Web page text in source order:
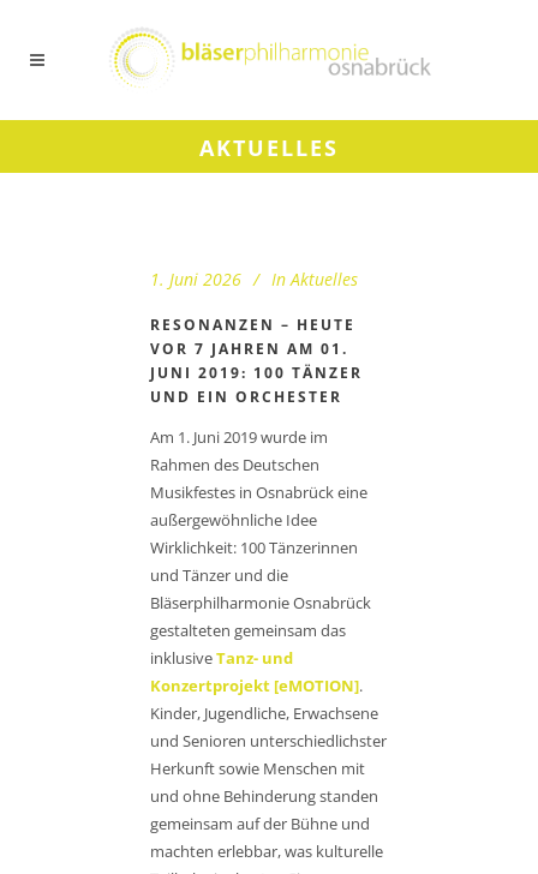
AKTUELLES
1. Juni 2026 In Aktuelles
RESONANZEN – HEUTE
VOR 7 JAHREN AM 01.
JUNI 2019: 100 TÄNZER
UND EIN ORCHESTER
Am 1. Juni 2019 wurde im
Rahmen des Deutschen
Musikfestes in Osnabrück eine
außergewöhnliche Idee
Wirklichkeit: 100 Tänzerinnen
und Tänzer und die
Bläserphilharmonie Osnabrück
gestalteten gemeinsam das
inklusiveTanz- und
Konzertprojekt [eMOTION].
Kinder, Jugendliche, Erwachsene
und Senioren unterschiedlichster
Herkunft sowie Menschen mit
und ohne Behinderung standen
gemeinsam auf der Bühne und
machten erlebbar, was kulturelle